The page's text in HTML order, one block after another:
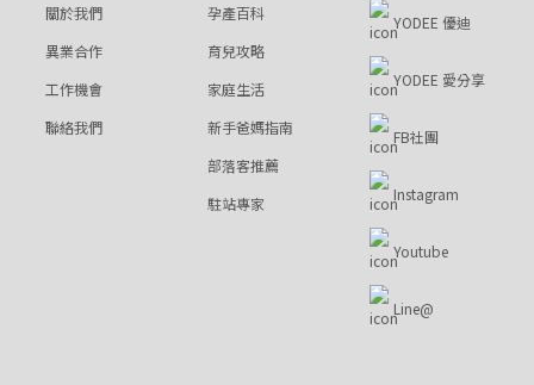
關於我們
異業合作
工作機會
聯絡我們
孕產百科
育兒攻略
家庭生活
新手爸媽指南
部落客推薦
駐站專家
YODEE 優迪
YODEE 愛分享
FB社團
Instagram
Youtube
Line@